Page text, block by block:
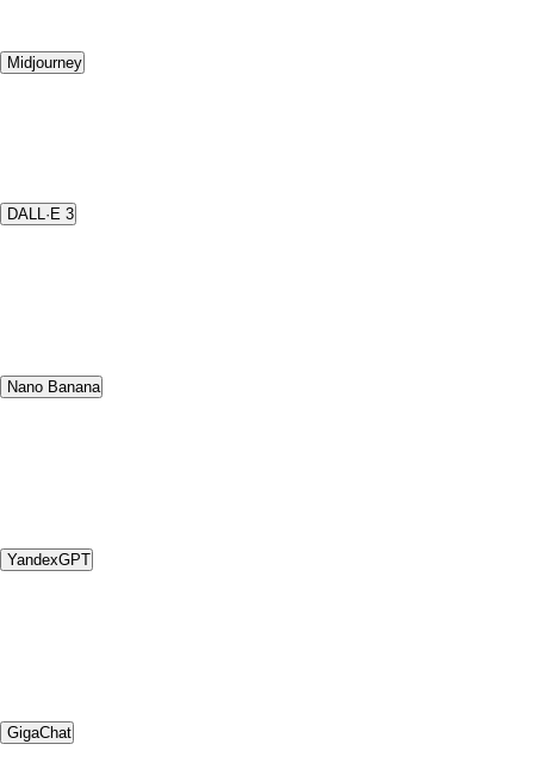
Midjourney
DALL·E 3
Nano Banana
YandexGPT
GigaChat